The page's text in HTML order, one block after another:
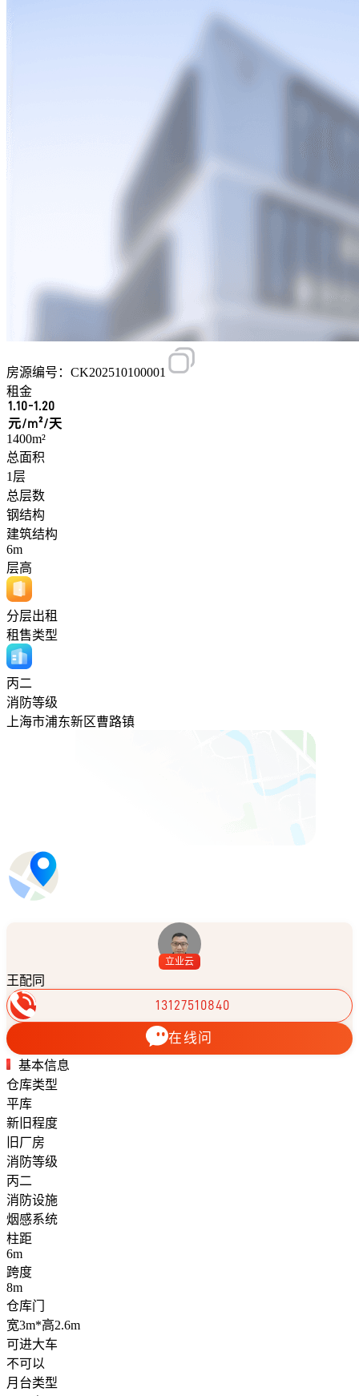
房源编号：CK202510100001
租金
1.10-1.20
元/m²/天
1400m²
总面积
1层
总层数
钢结构
建筑结构
6m
层高
分层出租
租售类型
丙二
消防等级
上海市浦东新区曹路镇
立业云
王配同
13127510840
在线问
基本信息
仓库类型
平库
新旧程度
旧厂房
消防等级
丙二
消防设施
烟感系统
柱距
6m
跨度
8m
仓库门
宽3m*高2.6m
可进大车
不可以
月台类型